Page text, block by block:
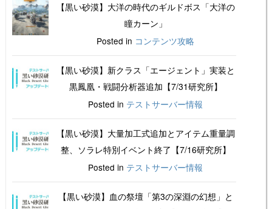
【黒い砂漠】大洋の時代のギルドボス「大洋の
瞳カーン」
Posted in コンテンツ攻略
【黒い砂漠】新クラス「エージェント」実装と
黒鳳凰・戦闘分析器追加【7/31研究所】
Posted in テストサーバー情報
【黒い砂漠】大量加工式追加とアイテム重量調
整、ソラレ特別イベント終了【7/16研究所】
Posted in テストサーバー情報
【黒い砂漠】血の祭壇「第3の深淵の幻想」と